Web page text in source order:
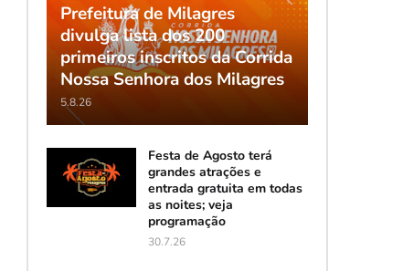
Prefeitura de Milagres
divulga lista dos 200
primeiros inscritos da Corrida
Nossa Senhora dos Milagres
5.8.26
Festa de Agosto terá
grandes atrações e
entrada gratuita em todas
as noites; veja
programação
30.7.26